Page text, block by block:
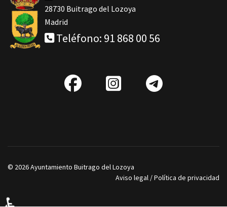
28730 Buitrago del Lozoya
Madrid
Teléfono: 91 868 00 56
fab
IG
© 2026 Ayuntamiento Buitrago del Lozoya
Aviso legal /Política de privacidad